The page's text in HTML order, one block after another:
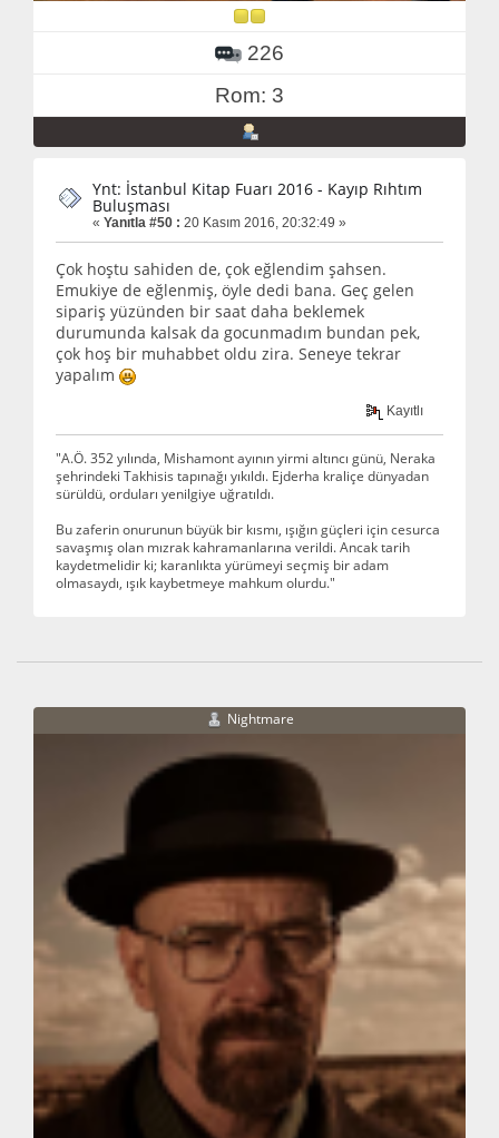
226
Rom: 3
Ynt: İstanbul Kitap Fuarı 2016 - Kayıp Rıhtım
Buluşması
« Yanıtla #50 : 20 Kasım 2016, 20:32:49 »
Çok hoştu sahiden de, çok eğlendim şahsen.
Emukiye de eğlenmiş, öyle dedi bana. Geç gelen
sipariş yüzünden bir saat daha beklemek
durumunda kalsak da gocunmadım bundan pek,
çok hoş bir muhabbet oldu zira. Seneye tekrar
yapalım
Kayıtlı
"A.Ö. 352 yılında, Mishamont ayının yirmi altıncı günü, Neraka
şehrindeki Takhisis tapınağı yıkıldı. Ejderha kraliçe dünyadan
sürüldü, orduları yenilgiye uğratıldı.
Bu zaferin onurunun büyük bir kısmı, ışığın güçleri için cesurca
savaşmış olan mızrak kahramanlarına verildi. Ancak tarih
kaydetmelidir ki; karanlıkta yürümeyi seçmiş bir adam
olmasaydı, ışık kaybetmeye mahkum olurdu."
Nightmare